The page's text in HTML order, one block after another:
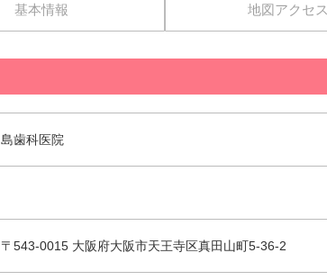
基本情報 地図アクセス
島歯科医院
〒543-0015 大阪府大阪市天王寺区真田山町5-36-2